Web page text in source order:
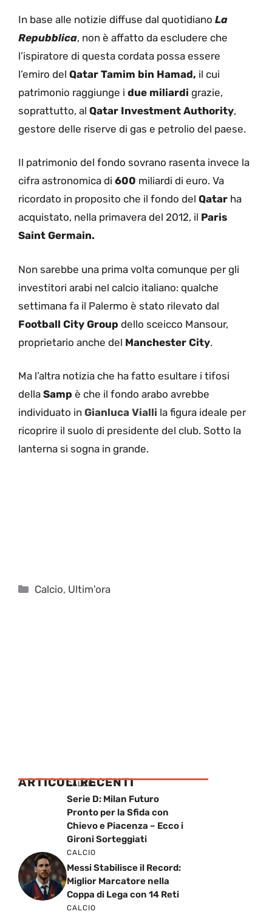
In base alle notizie diffuse dal quotidiano La
Repubblica, non è affatto da escludere che
l’ispiratore di questa cordata possa essere
l’emiro del Qatar Tamim bin Hamad, il cui
patrimonio raggiunge i due miliardi grazie,
soprattutto, al Qatar Investment Authority,
gestore delle riserve di gas e petrolio del paese.
Il patrimonio del fondo sovrano rasenta invece la
cifra astronomica di 600 miliardi di euro. Va
ricordato in proposito che il fondo del Qatar ha
acquistato, nella primavera del 2012, il Paris
Saint Germain.
Non sarebbe una prima volta comunque per gli
investitori arabi nel calcio italiano: qualche
settimana fa il Palermo è stato rilevato dal
Football City Group dello sceicco Mansour,
proprietario anche del Manchester City.
Ma l’altra notizia che ha fatto esultare i tifosi
della Samp è che il fondo arabo avrebbe
individuato in Gianluca Vialli la figura ideale per
ricoprire il suolo di presidente del club. Sotto la
lanterna si sogna in grande.
Categorie
Calcio, Ultim'ora
ARTICOLI RECENTI
CALCIO
Serie D: Milan Futuro
Pronto per la Sfida con
Chievo e Piacenza – Ecco i
Gironi Sorteggiati
CALCIO
Messi Stabilisce il Record:
Miglior Marcatore nella
Coppa di Lega con 14 Reti
CALCIO